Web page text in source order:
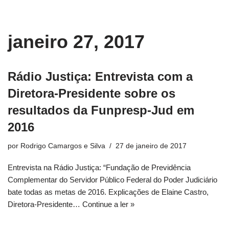
para
ojaneiro 27, 2017
Rádio Justiça: Entrevista com a
Diretora-Presidente sobre os
resultados da Funpresp-Jud em
2016
por Rodrigo Camargos e Silva 27 de janeiro de 2017
Entrevista na Rádio Justiça: “Fundação de Previdência
Complementar do Servidor Público Federal do Poder Judiciário
bate todas as metas de 2016. Explicações de Elaine Castro,
Diretora-Presidente… Continue a ler »